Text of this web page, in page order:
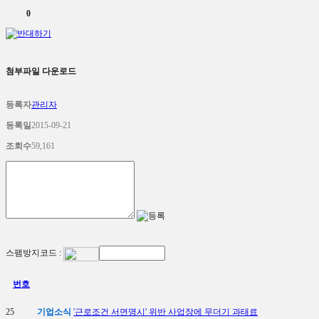
0
첨부파일 다운로드
등록자관리자
등록일2015-09-21
조회수59,161
스팸방지코드 :
번호
25 기업소식 '근로조건 서면명시' 위반 사업장에 무더기 과태료